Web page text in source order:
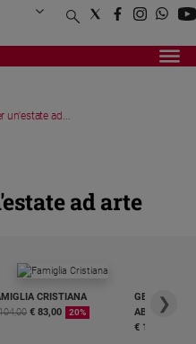
un'estate ad...
ad arte
CRISTIANA
€ 83,00 20%
GBABY
€ 16,99
❯